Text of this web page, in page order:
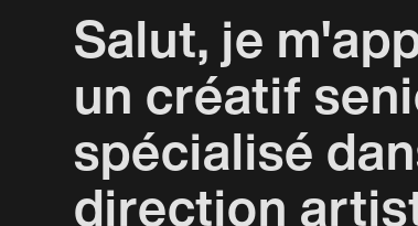
Salut, je
un créatif
spécialisé
direction